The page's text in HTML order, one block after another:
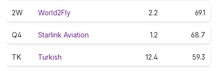
2W World2Fly 2.2 69.1
Q4 Starlink Aviation 1.2 68.7
TK Turkish 12.4 59.3